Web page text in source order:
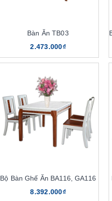
Bàn Ăn TB03
2.473.000₫
Bộ Bàn Ghế Ăn BA116, GA116
8.392.000₫